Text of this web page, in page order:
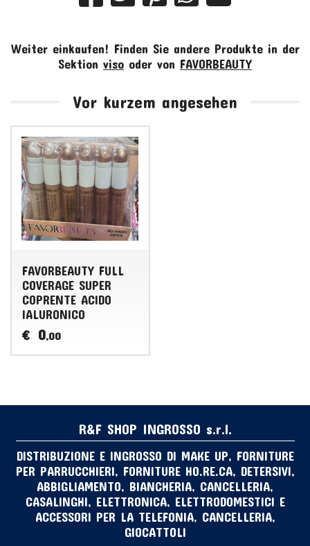
Weiter einkaufen! Finden Sie andere Produkte in der
Sektion viso oder von FAVORBEAUTY
Vor kurzem angesehen
FAVORBEAUTY FULL
COVERAGE SUPER
COPRENTE ACIDO
IALURONICO
€ 0,00
R&F SHOP INGROSSO s.r.l.
DISTRIBUZIONE E INGROSSO DI MAKE UP, FORNITURE
PER PARRUCCHIERI, FORNITURE HO.RE.CA, DETERSIVI,
ABBIGLIAMENTO, BIANCHERIA, CANCELLERIA,
CASALINGHI, ELETTRONICA, ELETTRODOMESTICI E
ACCESSORI PER LA TELEFONIA, CANCELLERIA,
GIOCATTOLI